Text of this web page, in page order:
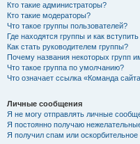
Кто такие администраторы?
Кто такие модераторы?
Что такое группы пользователей?
Где находятся группы и как
Как стать руководителем группы?
Почему названия некоторых групп
Что такое группа по умолчанию?
Что означает ссылка «Команда
Личные сообщения
Я не могу отправлять личные
Я постоянно получаю
Я получил спам или